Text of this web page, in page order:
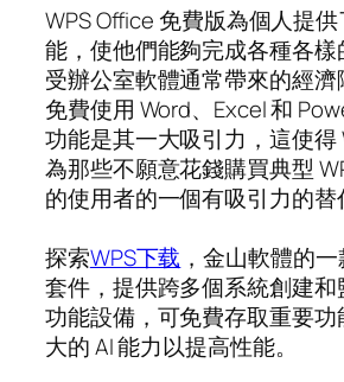
WPS Office 免費版為個人提
能，使他們能夠完成各種各樣
受辦公室軟體通常帶來的經濟
免費使用 Word、Excel 和
功能是其一大吸引力，這使得
為那些不願意花錢購買典型
的使用者的一個有吸引力的替
探索WPS下载 ，金山軟體的
套件，提供跨多個系統創建和
功能設備，可免費存取重要功
大的 AI 能力以提高性能。